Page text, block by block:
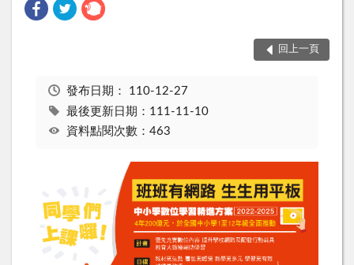
回上一頁
發布日期： 110-12-27
最後更新日期：111-11-10
資料點閱次數：463